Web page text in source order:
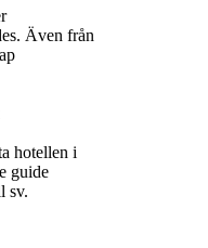
Även från
hotellen i
guide
sv.